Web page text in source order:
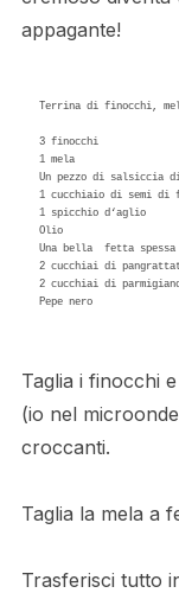
appagante!
Terrina di finocchi,
3 finocchi
1 mela
Un pezzo di salsiccia
1 cucchiaio di semi di
1 spicchio d‘aglio
Olio
Una bella  fetta
2 cucchiai di
2 cucchiai di
Pepe nero
Taglia i finocchi
(io nel
croccanti.
Taglia la mela a
Trasferisci tutto